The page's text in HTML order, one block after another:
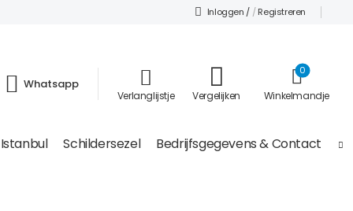
Inloggen / / Registreren
Whatsapp
Verlanglijstje Vergelijken Winkelmandje
0
Istanbul Schildersezel Bedrijfsgegevens & Contact